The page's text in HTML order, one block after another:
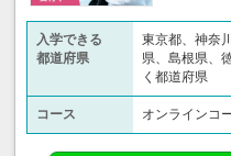
入学できる
都道府県
東京都、神奈
県、島根県、
く都道府県
コース オンラインコ